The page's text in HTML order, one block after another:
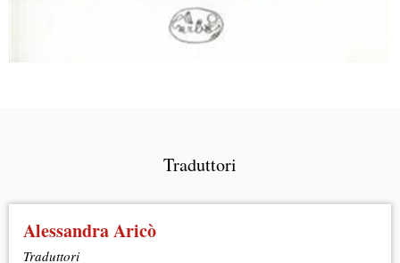
Traduttori
AlessandraAricò
Traduttori